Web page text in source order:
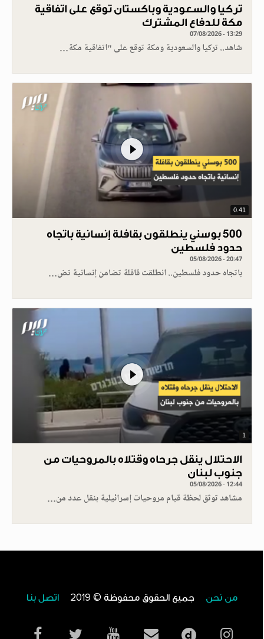
تركيا والسعودية وباكستان توقع على اتفاقية
مكة للدفاع المشترك
07/08/2026 - 13:29
شاهد.. تركيا والسعودية ومكة توقع على "اتفاقية مكة…
0.41
500 بوسني ينطلقون بقافلة إنسانية باتجاه
حدود فلسطين
05/08/2026 - 20:47
باتجاه حدود فلسطين.. انطلقت قافلة تضامن إنسانية تض…
1
الاحتلال ينقل جرحاه وقتلاه بالمروحيات من
جنوب لبنان
05/08/2026 - 12:44
مشاهد توثق لحظة قيام مروحيات إسرائيلية بنقل عدد من…
من نحن جميع الحقوق محفوظة © 2019 اتصل بنا